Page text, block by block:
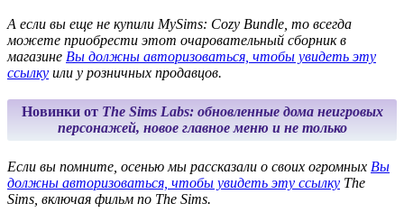
А если вы еще не купили MySims: Cozy Bundle, то всегда
можете приобрести этот очаровательный сборник в
магазине Вы должны авторизоваться, чтобы увидеть эту
ссылку или у розничных продавцов.
Новинки от The Sims Labs: обновленные дома неигровых
персонажей, новое главное меню и не только
Если вы помните, осенью мы рассказали о своих огромных Вы
должны авторизоваться, чтобы увидеть эту ссылку The
Sims, включая фильм по The Sims.